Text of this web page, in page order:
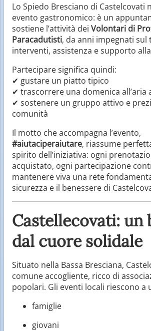
Lo Spiedo Bresciano di Castelcovati
evento gastronomico: è un
sostiene l’attività dei Volontari di
Paracadutisti, da anni impegnati
interventi, assistenza e supporto
Partecipare significa quindi:
✔ gustare un piatto tipico
✔ trascorrere una domenica all’aria
✔ sostenere un gruppo attivo e
comunità
Il motto che accompagna l’evento,
#aiutaciperaiutare, riassume
spirito dell’iniziativa: ogni
acquistato, ogni partecipazione
mantenere viva una rete
sicurezza e il benessere di
Castellecovati: un
dal cuore solidale
Situato nella Bassa Bresciana,
comune accogliente, ricco di
popolari. Gli eventi locali riescono a
famiglie
giovani